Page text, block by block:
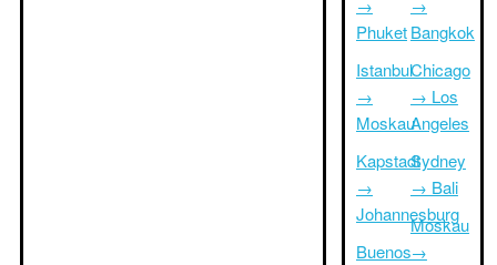
→
Phuket
Istanbul
→
Moskau
Kapstadt
→
Johannesburg
Buenos
→
Bangkok
Chicago
→ Los
Angeles
Sydney
→ Bali
Moskau
→